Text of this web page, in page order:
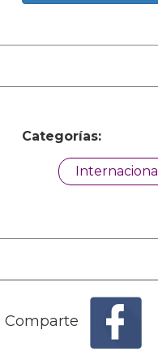
Categorías:
Internacional
Comparte